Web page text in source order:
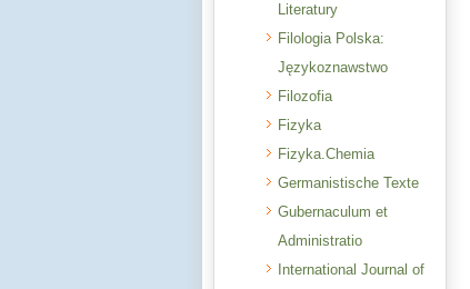
Literatury
Filologia Polska:
Językoznawstwo
Filozofia
Fizyka
Fizyka.Chemia
Germanistische Texte
Gubernaculum et
Administratio
International Journal of